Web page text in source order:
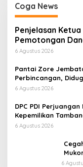
Coga News
Penjelasan
Pemotongan
Tidak Benar
6 Agustus 2026
Pantai Zore
Perbincangan,
Tanpa Dokumen
di Kawasan Pesisir
6 Agustus 2026
DPC PDI
Kepemilikan
6 Agustus 2026
6